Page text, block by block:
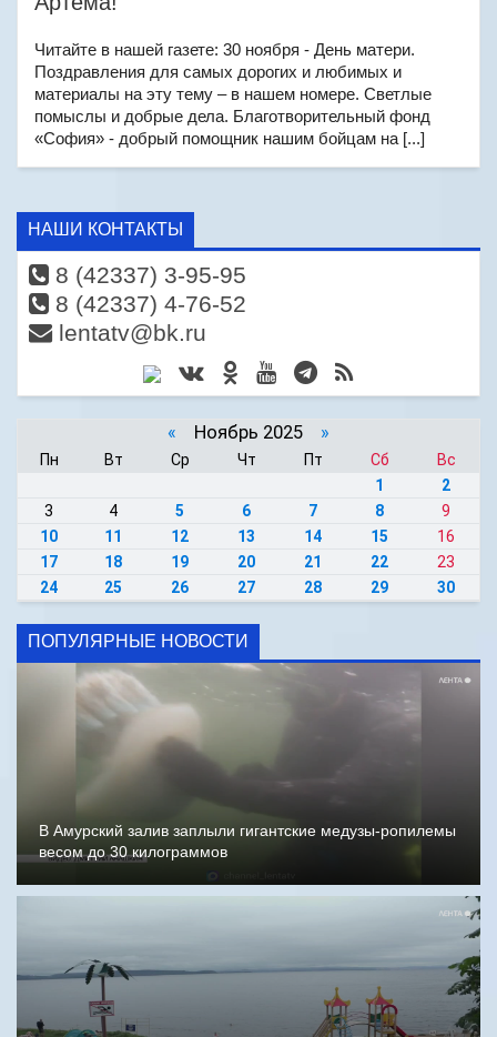
Читайте в нашей газете: 30 ноября - День матери.
Поздравления для самых дорогих и любимых и
материалы на эту тему – в нашем номере. Светлые
помыслы и добрые дела. Благотворительный фонд
«София» - добрый помощник нашим бойцам на [...]
НАШИ КОНТАКТЫ
8 (42337) 3-95-95
8 (42337) 4-76-52
lentatv@bk.ru
« Ноябрь 2025 »
Пн Вт Ср Чт Пт Сб
Вс
1
2
3
4 5 6 7 8
9
10
11 12 13 14 15
16
17
18 19 20 21 22
23
24
25 26 27 28 29 30
ПОПУЛЯРНЫЕ НОВОСТИ
В Амурский залив заплыли гигантские медузы-ропилемы
весом до 30 килограммов